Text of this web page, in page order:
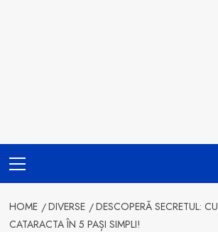
Menu
HOME DIVERSE
DESCOPERĂ SECRETUL:
CATARACTA ÎN 5 PAȘI SIMPLI!